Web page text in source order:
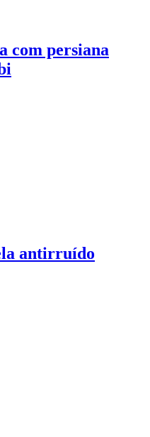
com persiana
antirruído